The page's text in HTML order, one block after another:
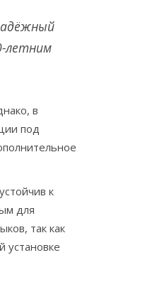
летним
в
под
к
для
так как
установке